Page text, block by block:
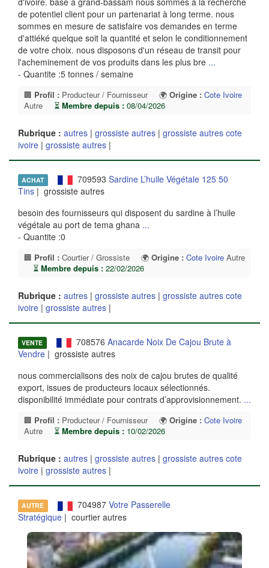
de potentiel client pour un partenariat à long terme. nous
sommes en mesure de satisfaire vos demandes en terme
d'attiéké quelque soit la quantité et selon le conditionnement
de votre choix. nous disposons d'un réseau de transit pour
l'acheminement de vos produits dans les plus bre ...
- Quantite :5 tonnes / semaine
🏢 Profil : Producteur / Fournisseur 🌍 Origine : Cote Ivoire
Autre
⏳ Membre depuis : 08/04/2026
Rubrique : autres | grossiste autres | grossiste autres cote
ivoire | grossiste autres |
ACHAT 709593 Sardine L’huile Végétale 125 50
Tins | grossiste autres
besoin des fournisseurs qui disposent du sardine à l’huile
végétale au port de tema ghana ...
- Quantite :0
🏢 Profil : Courtier / Grossiste 🌍 Origine : Cote Ivoire Autre
⏳ Membre depuis : 22/02/2026
Rubrique : autres | grossiste autres | grossiste autres cote
ivoire | grossiste autres |
VENTE 708576 Anacarde Noix De Cajou Brute à
Vendre | grossiste autres
nous commercialisons des noix de cajou brutes de qualité
export, issues de producteurs locaux sélectionnés.
disponibilité immédiate pour contrats d’approvisionnement. ...
🏢 Profil : Producteur / Fournisseur 🌍 Origine : Cote Ivoire
Autre
⏳ Membre depuis : 10/02/2026
Rubrique : autres | grossiste autres | grossiste autres cote
ivoire | grossiste autres |
AUTRE 704987 Votre Passerelle
Stratégique | courtier autres